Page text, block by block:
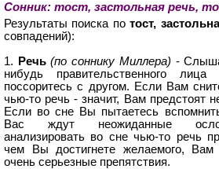
Сонник: тост, застольная речь,
Результаты поиска потост,
совпадений):
1.
Речь(по соннику Миллера) -
нибудь правительственного
поссоритесь с другом. Если Вам
чью-то речь - значит, Вам предстоят
Если во сне Вы пытаетесь
Вас ждут неожиданные
анализировать во сне чью-то речь
чем Вы достигнете желаемого, Вам
очень серьезные препятствия.